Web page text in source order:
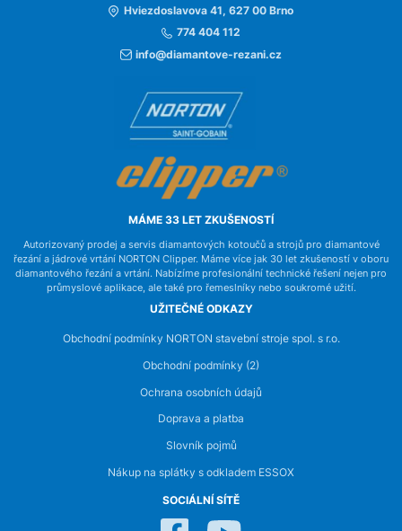
Hviezdoslavova 41, 627 00 Brno
774 404 112
info@diamantove-rezani.cz
MÁME 33 LET ZKUŠENOSTÍ
Autorizovaný prodej a servis diamantových kotoučů a strojů pro diamantové
řezání a jádrové vrtání NORTON Clipper. Máme více jak 30 let zkušeností v oboru
diamantového řezání a vrtání. Nabízíme profesionální technické řešení nejen pro
průmyslové aplikace, ale také pro řemeslníky nebo soukromé užití.
UŽITEČNÉ ODKAZY
Obchodní podmínky NORTON stavební stroje spol. s r.o.
Obchodní podmínky (2)
Ochrana osobních údajů
Doprava a platba
Slovník pojmů
Nákup na splátky s odkladem ESSOX
SOCIÁLNÍ SÍTĚ